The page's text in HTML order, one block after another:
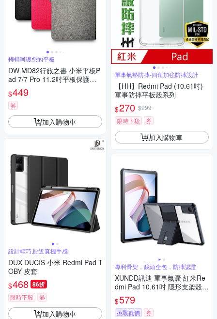
輕輕呵護您的平板
DW MD82行旅之書 小米平板P
ad 7/7 Pro 11.2吋平板保護皮
$449
券
加入購物車
設計輕巧,貼近真機手感
DUX DUCIS 小米 Redmi Pad T
OBY 皮套
$468 86折
限時下殺 券
加入購物車
軍事氣墊防摔-四角加強防摔設計
【HH】Redmi Pad (10.61吋)
軍事防摔平板殼系列
$270 $299
限時下殺
券
加入購物車
專利骨架，鏡頭全包，防摔認證
XUNDD訊迪 軍事氣囊 紅米Re
dmi Pad 10.61吋 隱形支架殼
平板防摔保護套(極簡黑)
$579
挑戰低價 券